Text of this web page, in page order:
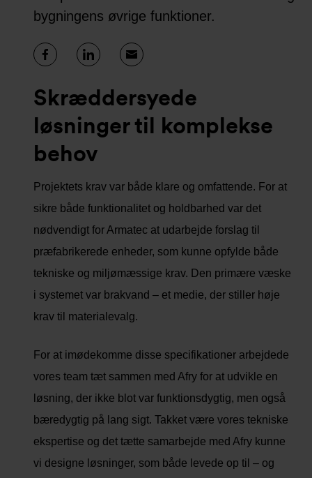
bygningens øvrige funktioner.
Skræddersyede
løsninger til komplekse
behov
Projektets krav var både klare og omfattende. For at
sikre både funktionalitet og holdbarhed var det
nødvendigt for Armatec at udarbejde forslag til
præfabrikerede enheder, som kunne opfylde både
tekniske og miljømæssige krav. Den primære væske
i systemet var brakvand – et medie, der stiller høje
krav til materialevalg.
For at imødekomme disse specifikationer arbejdede
vores team tæt sammen med Afry for at udvikle en
løsning, der ikke blot var funktionsdygtig, men også
bæredygtig på lang sigt. Takket være vores tekniske
ekspertise og det tætte samarbejde med Afry kunne
vi designe løsninger, som både levede op til – og